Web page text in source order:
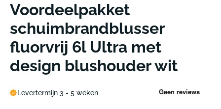
Voordeelpakket
schuimbrandblusser
fluorvrij 6l Ultra met
design blushouder wit
Levertermijn 3 - 5 weken